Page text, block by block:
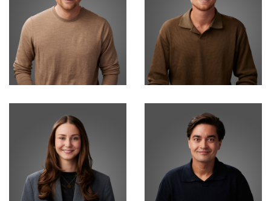
Maarten Faessen
Business Manager
Timo Baumann
Financiële & Contract
Administratie